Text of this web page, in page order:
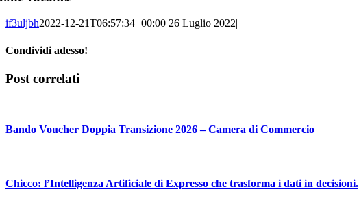
if3uljbh2022-12-21T06:57:34+00:00 26 Luglio 2022|
Condividi adesso!
Facebook
LinkedIn
WhatsApp
Email
Post correlati
Bando Voucher Doppia Transizione 2026 – Camera di Commercio
Chicco: l’Intelligenza Artificiale di Expresso che trasforma i dati in decisioni.